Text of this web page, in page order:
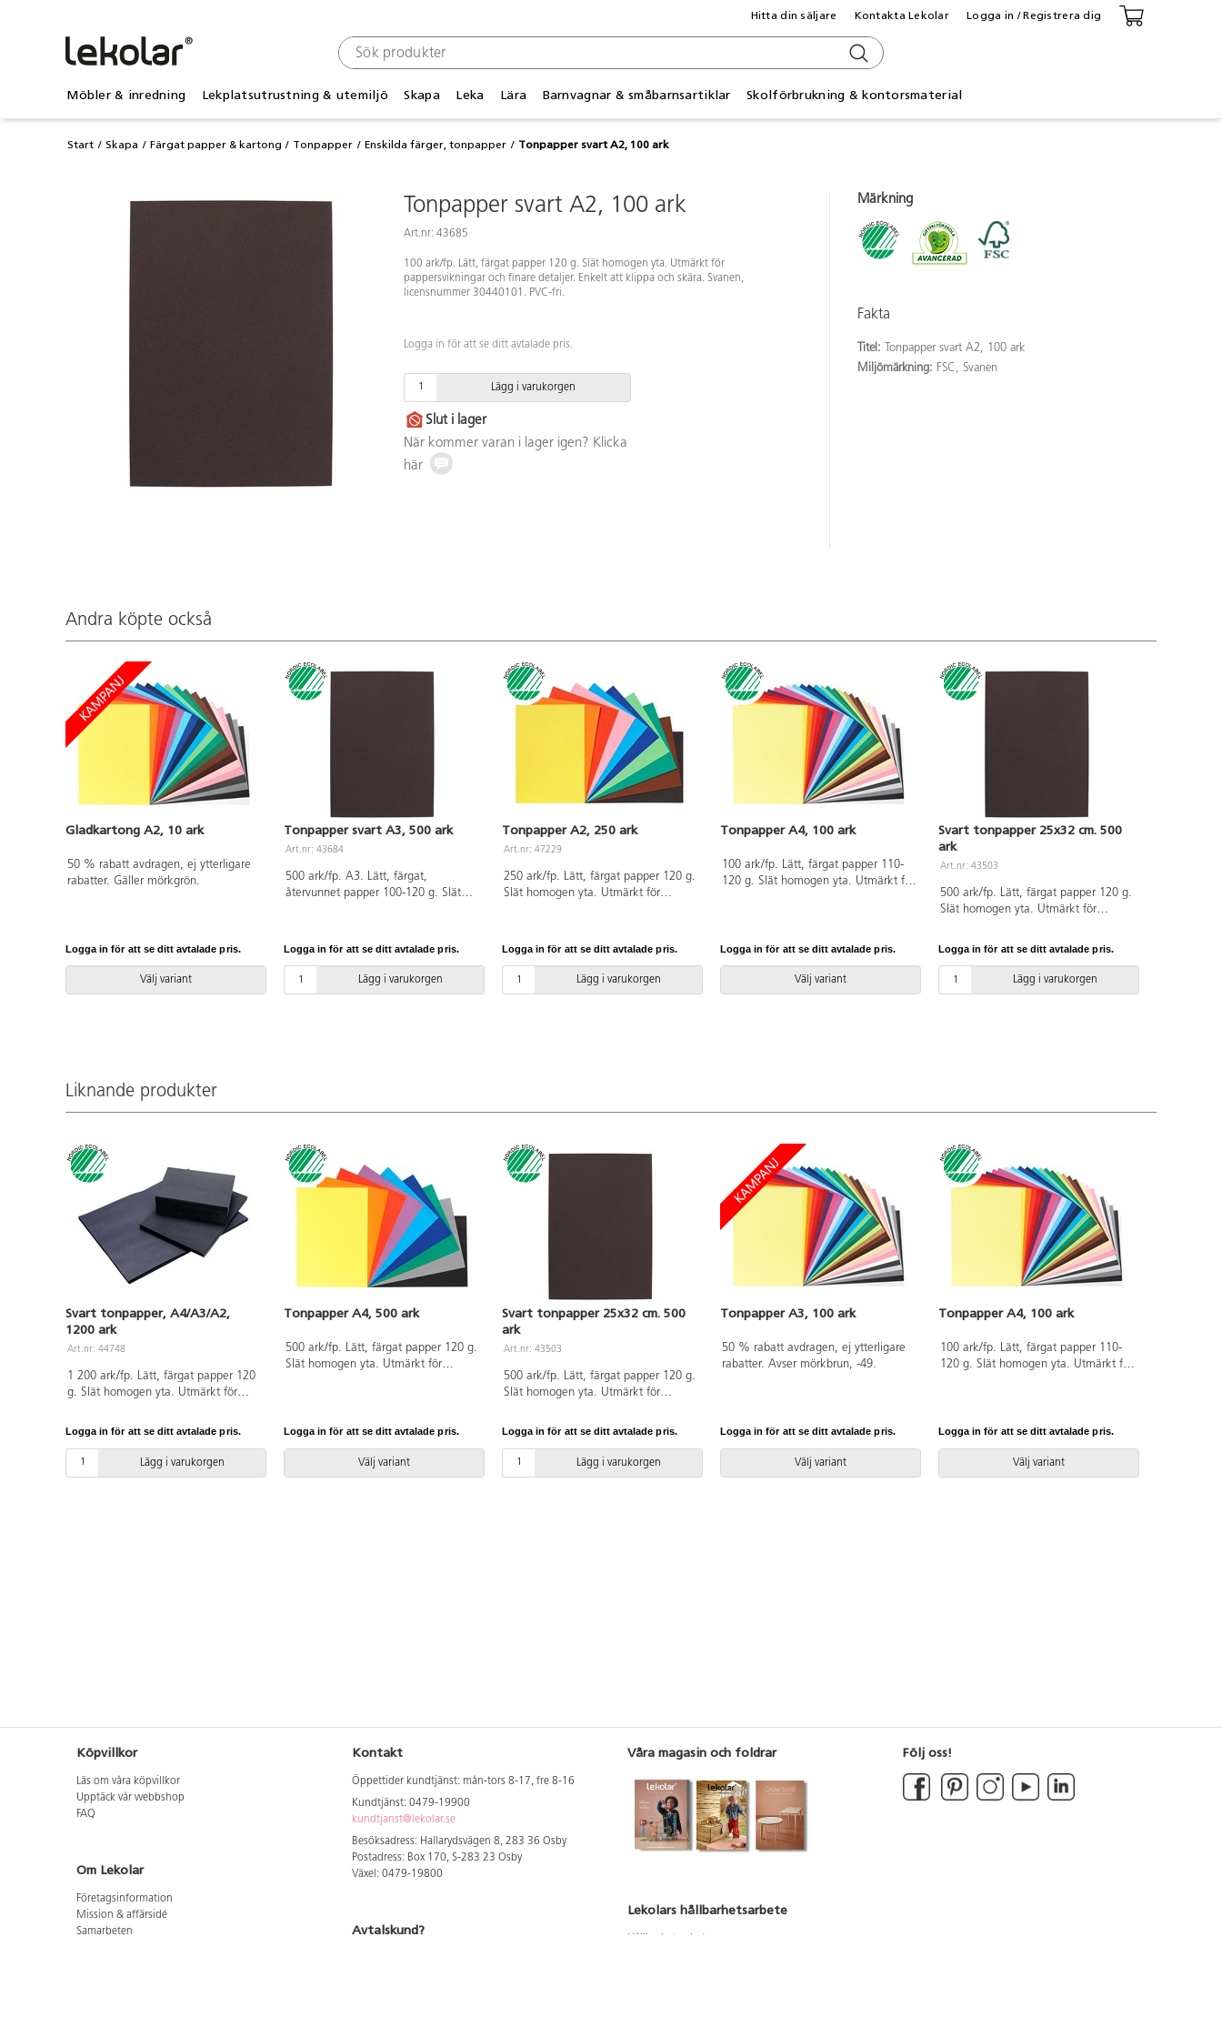
Möbler & inredning Lekplatsutrustning & utemiljö Skapa Leka Lära Barnvagnar & småbarnsartiklar Skolförbrukning & kontorsmaterial
Hitta din säljare Kontakta Lekolar Logga in / Registrera dig
Start Skapa Färgat papper & kartong Tonpapper Enskilda färger, tonpapper Tonpapper svart A2, 100 ark
Tonpapper svart A2, 100 ark
Art.nr: 43685
100 ark/fp. Lätt, färgat papper 120 g. Slät homogen yta. Utmärkt för
pappersvikningar och finare detaljer. Enkelt att klippa och skära. Svanen,
licensnummer 30440101. PVC-fri.
Logga in för att se ditt avtalade pris.
Lägg i varukorgen
Slut i lager
När kommer varan i lager igen? Klicka
här
Märkning
Fakta
Titel:
Tonpapper svart A2, 100 ark
Miljömärkning: FSC, Svanen
Andra köpte också
Gladkartong A2, 10 ark
50 % rabatt avdragen, ej ytterligare
rabatter. Gäller mörkgrön.
Logga in för att se ditt avtalade pris.
Välj variant
Tonpapper svart A3, 500 ark
Art.nr: 43684
500 ark/fp. A3. Lätt, färgat,
återvunnet papper 100-120 g. Slät
Logga in för att se ditt avtalade pris.
Lägg i varukorgen
Tonpapper A2, 250 ark
Art.nr: 47229
250 ark/fp. Lätt, färgat papper 120 g.
Slät homogen yta. Utmärkt för
31/cyanblå, 28/ultramarinblå,
37/ljusgrön, 38/grön, 48/brun,
Logga in för att se ditt avtalade pris.
Lägg i varukorgen
Tonpapper A4, 100 ark
100 ark/fp. Lätt, färgat papper 110-
120 g. Slät homogen yta. Utmärkt för
Logga in för att se ditt avtalade pris.
Välj variant
Svart tonpapper 25x32 cm. 500
ark
Art.nr: 43503
500 ark/fp. Lätt, färgat papper 120 g.
Slät homogen yta. Utmärkt för
Logga in för att se ditt avtalade pris.
Lägg i varukorgen
Liknande produkter
Svart tonpapper, A4/A3/A2,
1200 ark
Art.nr: 44748
1 200 ark/fp. Lätt, färgat papper 120
g. Slät homogen yta. Utmärkt för
A2/100 ark. Svanen, licensnummer
30440101. PVC-fri.
Logga in för att se ditt avtalade pris.
Lägg i varukorgen
Tonpapper A4, 500 ark
500 ark/fp. Lätt, färgat papper 120 g.
Slät homogen yta. Utmärkt för
Logga in för att se ditt avtalade pris.
Välj variant
Svart tonpapper 25x32 cm. 500
ark
Art.nr: 43503
500 ark/fp. Lätt, färgat papper 120 g.
Slät homogen yta. Utmärkt för
Logga in för att se ditt avtalade pris.
Lägg i varukorgen
Tonpapper A3, 100 ark
50 % rabatt avdragen, ej ytterligare
rabatter. Avser mörkbrun, -49.
Logga in för att se ditt avtalade pris.
Välj variant
Tonpapper A4, 100 ark
100 ark/fp. Lätt, färgat papper 110-
120 g. Slät homogen yta. Utmärkt för
Logga in för att se ditt avtalade pris.
Välj variant
Köpvillkor
Läs om våra köpvillkor
Upptäck vår webbshop
FAQ
Om Lekolar
Företagsinformation
Mission & affärsidé
Samarbeten
Kontakt
Öppettider kundtjänst: mån-tors 8-17, fre 8-16
Kundtjänst: 0479-19900
kundtjanst@lekolar.se
Besöksadress: Hallarydsvägen 8, 283 36 Osby
Postadress: Box 170, S-283 23 Osby
Växel: 0479-19800
Avtalskund?
Våra magasin och foldrar
Lekolars hållbarhetsarbete
Följ oss!